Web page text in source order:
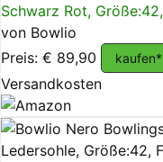
Schwarz Rot,
von Bowlio
Preis: € 89,90
kaufen*
Versandkosten